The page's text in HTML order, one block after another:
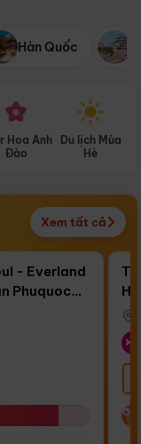
Hàn Quốc
Hoa Anh
Đào
Du lịch Mùa
Hè
Xem tất cả
Điểm nổi bật
- Everland
Phuquoc